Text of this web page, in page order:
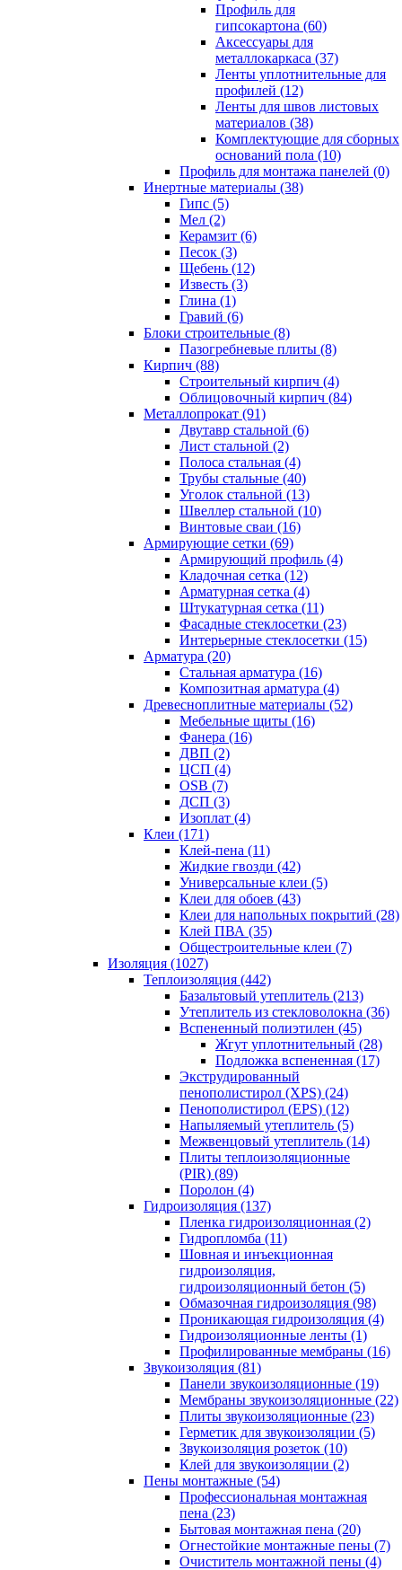
Профиль для
гипсокартона (60)
Аксессуары для
металлокаркаса (37)
Ленты уплотнительные для
профилей (12)
Ленты для швов листовых
материалов (38)
Комплектующие для сборных
оснований пола (10)
Профиль для монтажа панелей (0)
Инертные материалы (38)
Гипс (5)
Мел (2)
Керамзит (6)
Песок (3)
Щебень (12)
Известь (3)
Глина (1)
Гравий (6)
Блоки строительные (8)
Пазогребневые плиты (8)
Кирпич (88)
Строительный кирпич (4)
Облицовочный кирпич (84)
Металлопрокат (91)
Двутавр стальной (6)
Лист стальной (2)
Полоса стальная (4)
Трубы стальные (40)
Уголок стальной (13)
Швеллер стальной (10)
Винтовые сваи (16)
Армирующие сетки (69)
Армирующий профиль (4)
Кладочная сетка (12)
Арматурная сетка (4)
Штукатурная сетка (11)
Фасадные стеклосетки (23)
Интерьерные стеклосетки (15)
Арматура (20)
Стальная арматура (16)
Композитная арматура (4)
Древесноплитные материалы (52)
Мебельные щиты (16)
Фанера (16)
ДВП (2)
ЦСП (4)
OSB (7)
ДСП (3)
Изоплат (4)
Клеи (171)
Клей-пена (11)
Жидкие гвозди (42)
Универсальные клеи (5)
Клеи для обоев (43)
Клеи для напольных покрытий (28)
Клей ПВА (35)
Общестроительные клеи (7)
Изоляция (1027)
Теплоизоляция (442)
Базальтовый утеплитель (213)
Утеплитель из стекловолокна (36)
Вспененный полиэтилен (45)
Жгут уплотнительный (28)
Подложка вспененная (17)
Экструдированный
пенополистирол (XPS) (24)
Пенополистирол (EPS) (12)
Напыляемый утеплитель (5)
Межвенцовый утеплитель (14)
Плиты теплоизоляционные
(PIR) (89)
Поролон (4)
Гидроизоляция (137)
Пленка гидроизоляционная (2)
Гидропломба (11)
Шовная и инъекционная
гидроизоляция,
гидроизоляционный бетон (5)
Обмазочная гидроизоляция (98)
Проникающая гидроизоляция (4)
Гидроизоляционные ленты (1)
Профилированные мембраны (16)
Звукоизоляция (81)
Панели звукоизоляционные (19)
Мембраны звукоизоляционные (22)
Плиты звукоизоляционные (23)
Герметик для звукоизоляции (5)
Звукоизоляция розеток (10)
Клей для звукоизоляции (2)
Пены монтажные (54)
Профессиональная монтажная
пена (23)
Бытовая монтажная пена (20)
Огнестойкие монтажные пены (7)
Очиститель монтажной пены (4)